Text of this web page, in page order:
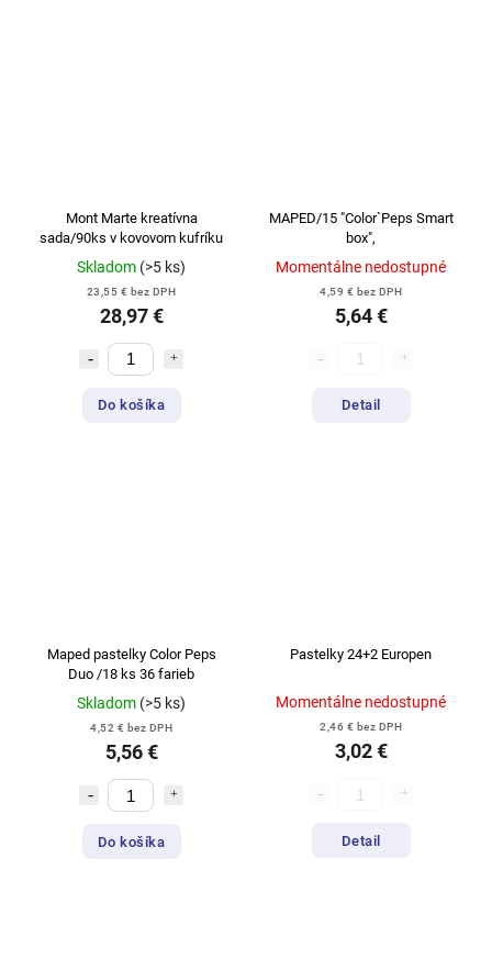
Mont Marte kreatívna
sada/90ks v kovovom kufríku
Skladom (>5 ks)
23,55 € bez DPH
28,97 €
Do košíka
MAPED/15 "Color`Peps Smart
box",
Momentálne nedostupné
4,59 € bez DPH
5,64 €
Detail
Maped pastelky Color Peps
Duo /18 ks 36 farieb
Skladom (>5 ks)
4,52 € bez DPH
5,56 €
Do košíka
Pastelky 24+2 Europen
Momentálne nedostupné
2,46 € bez DPH
3,02 €
Detail